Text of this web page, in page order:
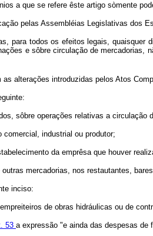
a que se refere êste artigo sòmente
pelas Assembléias Legislativas dos
para todos os efeitos legais,
e sôbre circulação de
alterações introduzidas pelos Atos
sôbre operações relativas a circulação
comercial, industrial ou produtor;
da emprêsa que houver
outras mercadorias, nos restautantes,
inciso:
de obras hidráulicas ou de
53 a expressão "e ainda das despesas de